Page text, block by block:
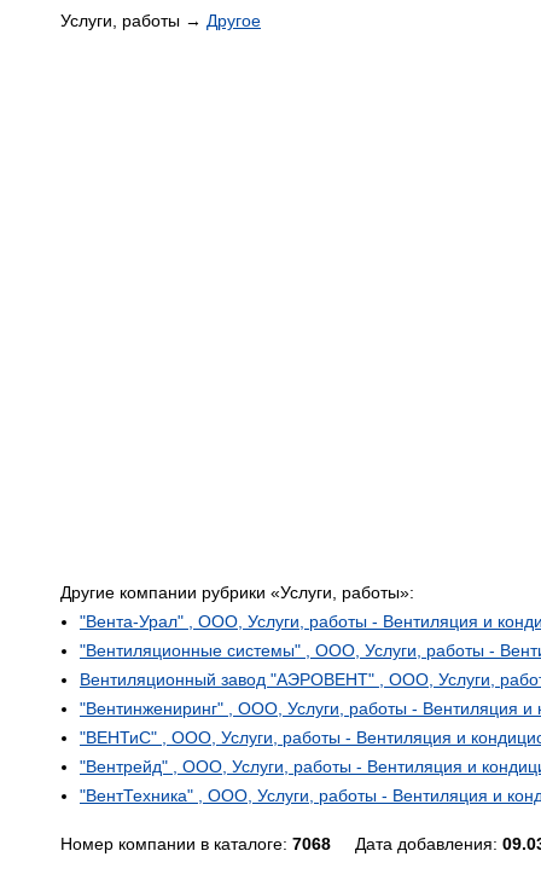
Услуги, работы → Другое
Другие компании рубрики «Услуги, работы»:
"Вента-Урал" , ООО, Услуги, работы - Вентиляция и
"Вентиляционные системы" , ООО, Услуги, работы -
Вентиляционный завод "АЭРОВЕНТ" , ООО, Услуги,
"Вентинжениринг" , ООО, Услуги, работы - Вентиляция и
"ВЕНТиС" , ООО, Услуги, работы - Вентиляция и
"Вентрейд" , ООО, Услуги, работы - Вентиляция и
"ВентТехника" , ООО, Услуги, работы - Вентиляция и
Номер компании в каталоге: 7068 Дата добавления: